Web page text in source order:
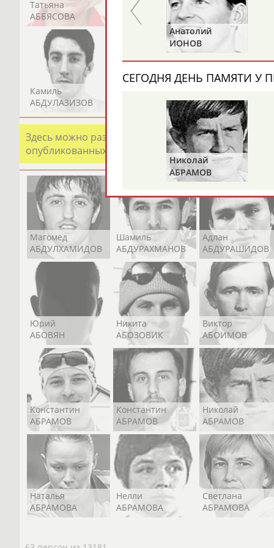
Татьяна
АББЯСОВА
Акжана
АБДИКАРИМОВА
Артур
АБДРАХМАНОВ
Камиль
АБДУЛАЗИЗОВ
АБДУЛБЕКОВ
АБДУЛДАУДОВ
Здесь можно разместить информацию о хорошо
опубликованных записях. Страна должна знать
Магомед
АБДУЛХАМИДОВ
Шамиль
АБДУРАХМАНОВ
Адлан
АБДУРАШИДОВ
Юрий
АБОВЯН
Никита
АБОЗОВИК
Виктор
АБОИМОВ
Константин
АБРАМОВ
Константин
АБРАМОВ
Николай
АБРАМОВ
Наталья
АБРАМОВА
Нелли
АБРАМОВА
Светлана
АБРАМОВА
Александр
ПРИВАЛОВ
Анатолий
ИОНОВ
СЕГОДНЯ ДЕНЬ ПАМЯТИ У
Николай
АБРАМОВ